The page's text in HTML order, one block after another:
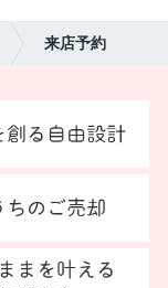
来店予約